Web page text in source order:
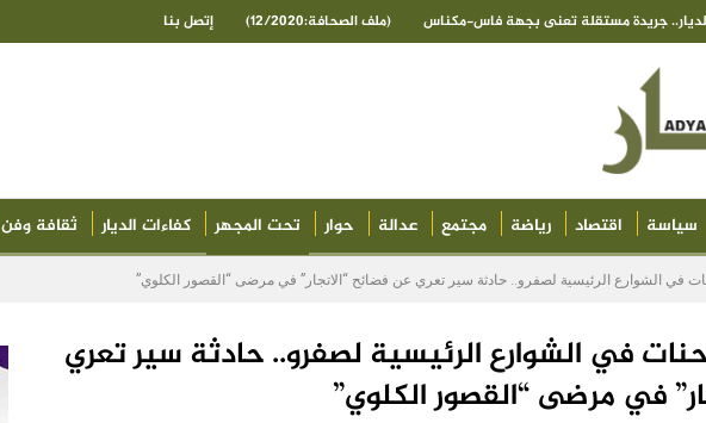
جريدة مستقلة تعنى بجهة فاس-مكناس (ملف الصحافة:12/2020) إتصل بنا
سياسة اقتصاد رياضة مجتمع عدالة حوار تحت المجهر كفاءات الديار ثقافة وفن
في الشوارع الرئيسية لصفرو.. حادثة سير تعري عن فضائح “الاتجار” في مرضى “القصور الكلوي”
في الشوارع الرئيسية لصفرو.. حادثة سير تعري
في مرضى “القصور الكلوي”